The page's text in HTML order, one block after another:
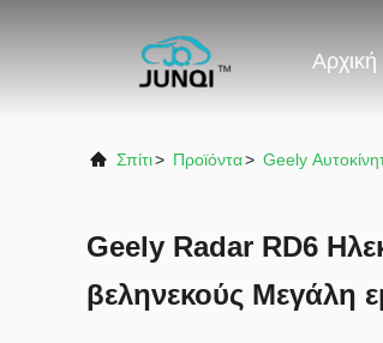
Αρχική
Σπίτι> Προϊόντα> Geely
Geely Radar RD6
βεληνεκούς Μεγάλη